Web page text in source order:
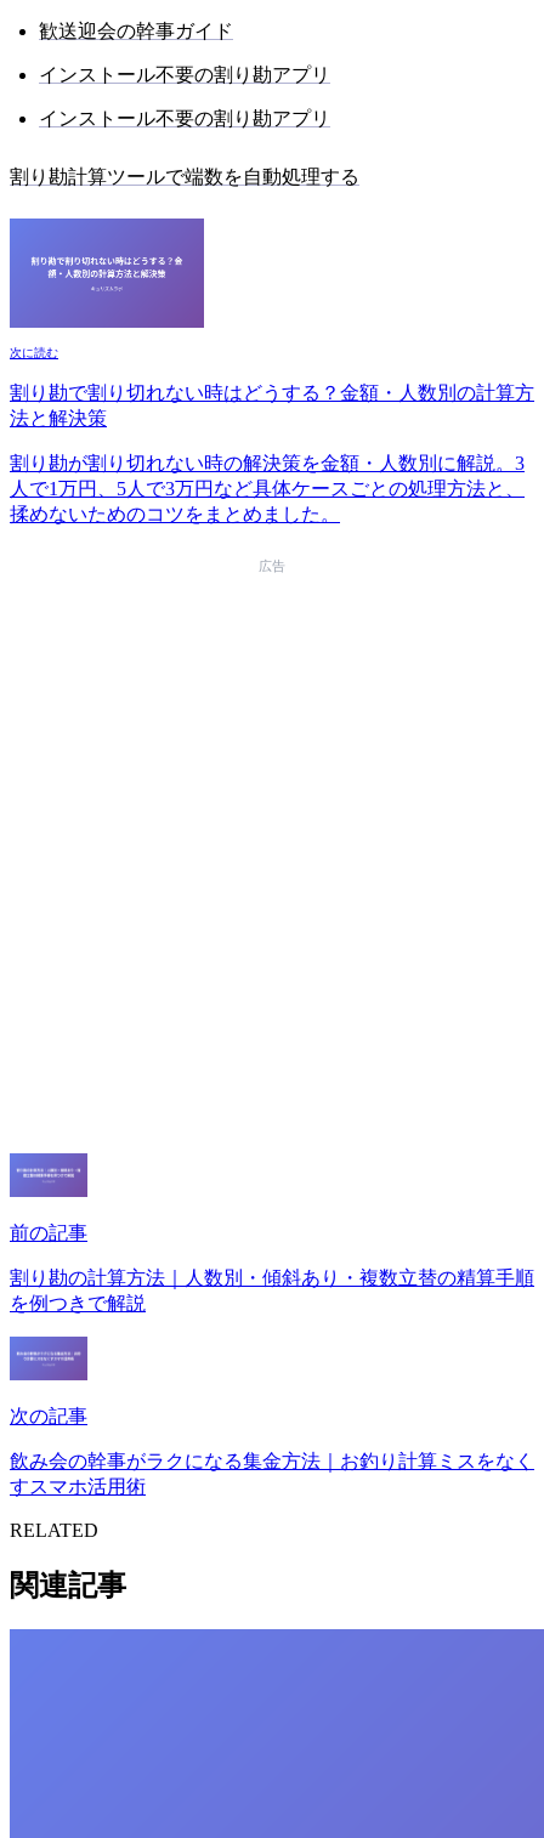
歓送迎会の幹事ガイド
インストール不要の割り勘アプリ
インストール不要の割り勘アプリ
割り勘計算ツールで端数を自動処理する
次に読む
割り勘で割り切れない時はどうする？金額・人数別の計算方
法と解決策
割り勘が割り切れない時の解決策を金額・人数別に解説。3
人で1万円、5人で3万円など具体ケースごとの処理方法と、
揉めないためのコツをまとめました。
広告
前の記事
割り勘の計算方法｜人数別・傾斜あり・複数立替の精算手順
を例つきで解説
次の記事
飲み会の幹事がラクになる集金方法｜お釣り計算ミスをなく
すスマホ活用術
RELATED
関連記事